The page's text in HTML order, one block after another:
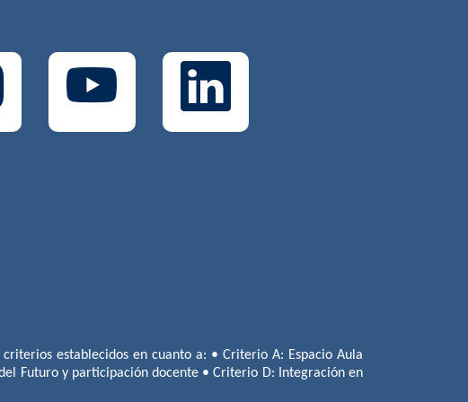
establecidos en cuanto a: • Criterio A: Espacio Aula
Futuro y participación docente • Criterio D: Integración en